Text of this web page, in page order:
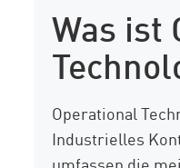
Was ist
Operational
Industrielles